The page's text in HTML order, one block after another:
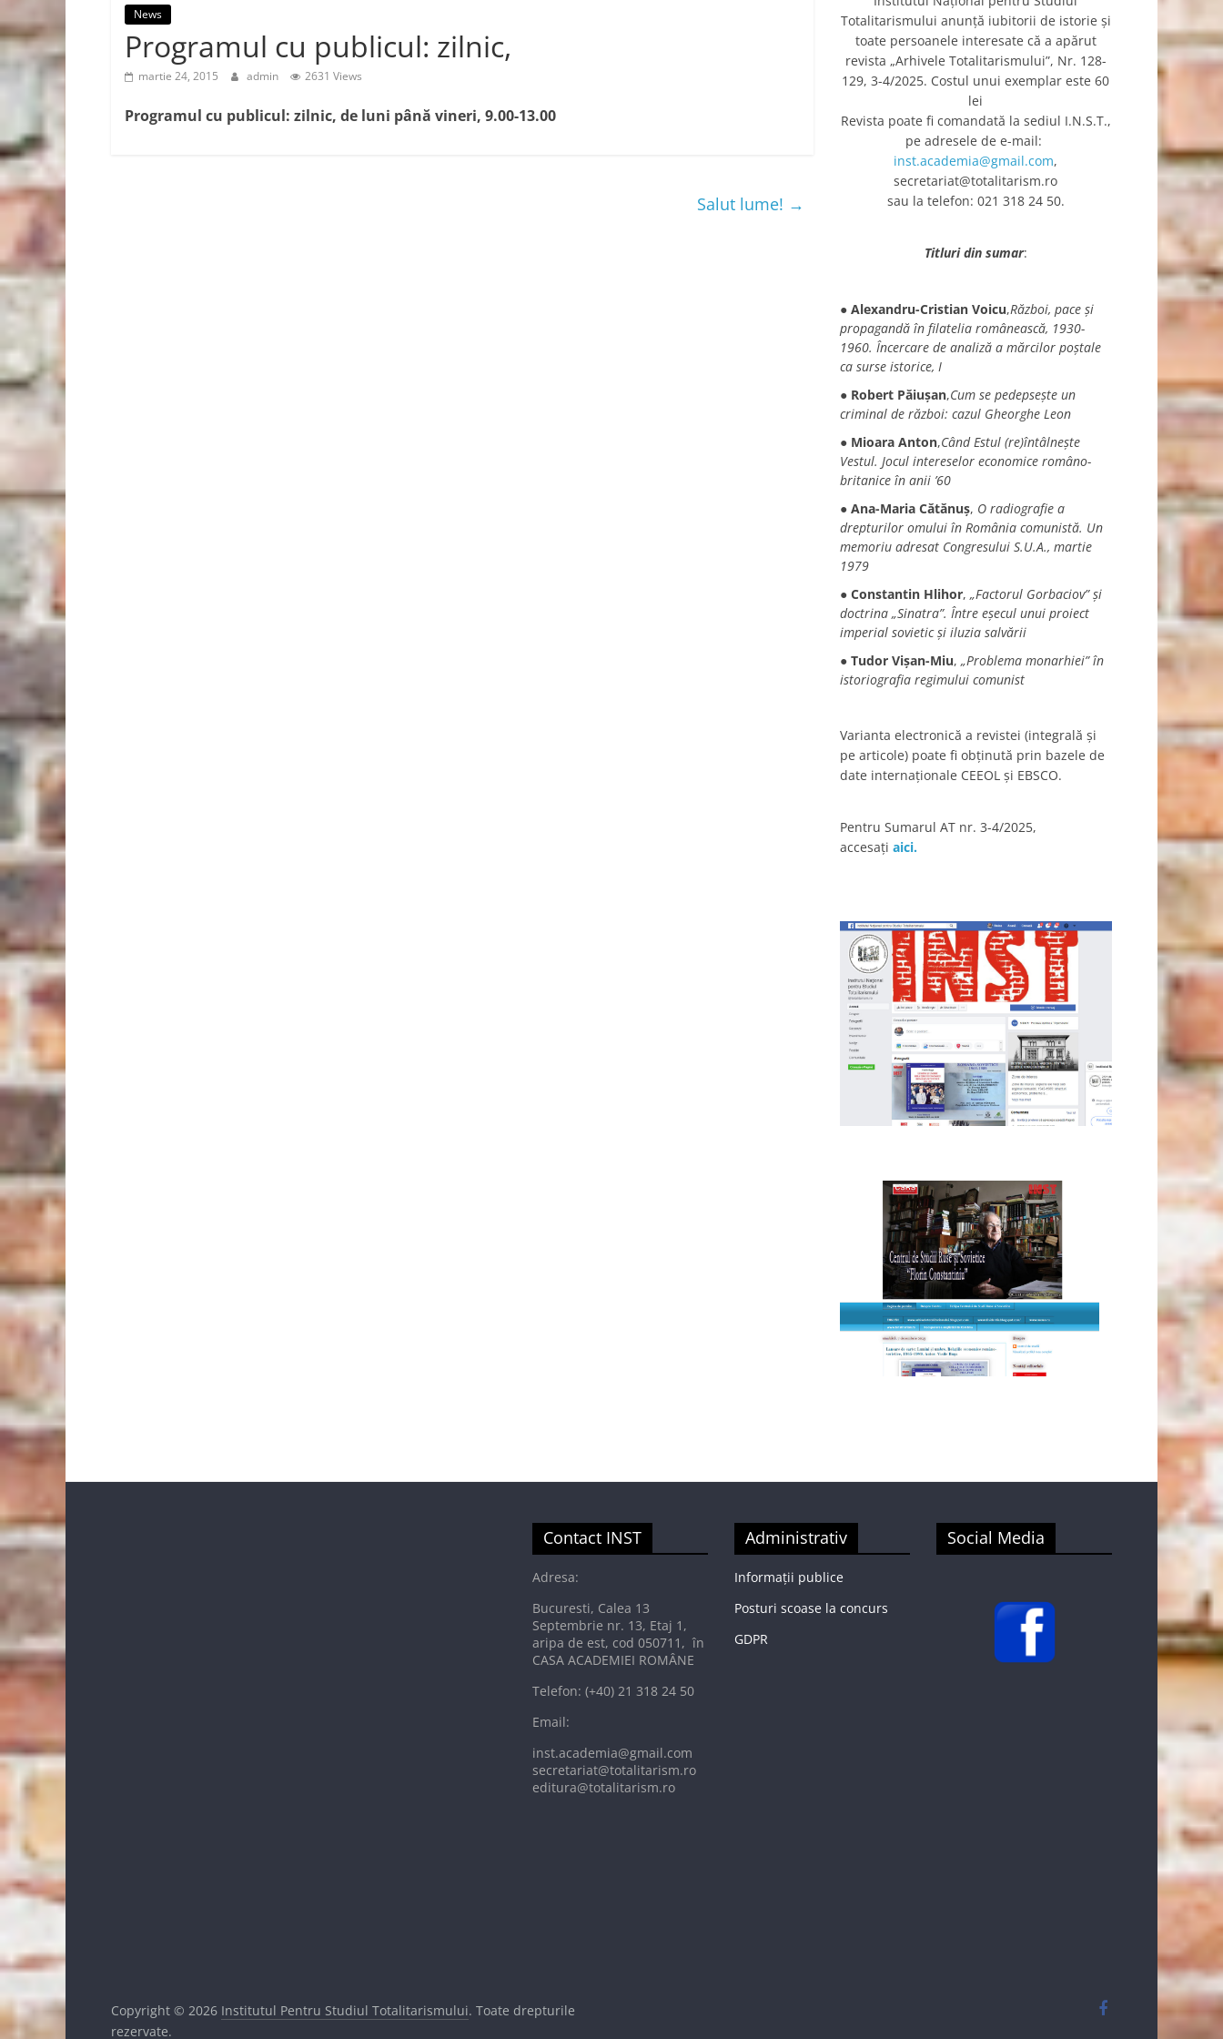
News
Programul cu publicul: zilnic,
martie 24, 2015 admin 2631 Views
Programul cu publicul: zilnic, de luni până vineri, 9.00-13.00
Salut lume! →
Totalitarismului anunţă iubitorii de istorie şi
toate persoanele interesate că a apărut
revista „Arhivele Totalitarismului”, Nr. 128-
129, 3-4/2025. Costul unui exemplar este 60
lei
Revista poate fi comandată la sediul I.N.S.T.,
pe adresele de e-mail:
inst.academia@gmail.com,
secretariat@totalitarism.ro
sau la telefon: 021 318 24 50.
Titluri din sumar:
● Alexandru-Cristian Voicu,Război, pace și
propagandă în filatelia românească, 1930-
1960. Încercare de analiză a mărcilor poștale
ca surse istorice, I
● Robert Păiuşan,Cum se pedepseşte un
criminal de război: cazul Gheorghe Leon
● Mioara Anton,Când Estul (re)întâlnește
Vestul. Jocul intereselor economice româno-
britanice în anii ’60
● Ana-Maria Cătănuş, O radiografie a
drepturilor omului în România comunistă. Un
memoriu adresat Congresului S.U.A., martie
1979
● Constantin Hlihor, „Factorul Gorbaciov” și
doctrina „Sinatra”. Între eșecul unui proiect
imperial sovietic și iluzia salvării
● Tudor Vișan-Miu, „Problema monarhiei” în
istoriografia regimului comunist
Varianta electronică a revistei (integrală şi
pe articole) poate fi obţinută prin bazele de
date internaţionale CEEOL şi EBSCO.
Pentru Sumarul AT nr. 3-4/2025,
accesaţi aici.
Contact INST
Adresa:
Bucuresti, Calea 13
Septembrie nr. 13, Etaj 1,
aripa de est, cod 050711, în
CASA ACADEMIEI ROMÂNE
Telefon: (+40) 21 318 24 50
Email:
inst.academia@gmail.com
secretariat@totalitarism.ro
editura@totalitarism.ro
Administrativ
Informații publice
Posturi scoase la concurs
GDPR
Social Media
Copyright © 2026 Institutul Pentru Studiul Totalitarismului. Toate drepturile
rezervate.